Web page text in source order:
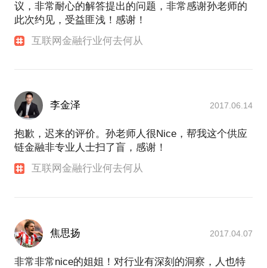
议，非常耐心的解答提出的问题，非常感谢孙老师的
此次约见，受益匪浅！感谢！
互联网金融行业何去何从
李金泽 2017.06.14
抱歉，迟来的评价。孙老师人很Nice，帮我这个供应
链金融非专业人士扫了盲，感谢！
互联网金融行业何去何从
焦思扬 2017.04.07
非常非常nice的姐姐！对行业有深刻的洞察，人也特